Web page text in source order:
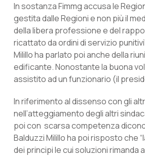
In sostanza Fimmg accusa le
gestita dalle Regioni e non più il
della libera professione e del
ricattato da ordini di servizio
Milillo ha parlato poi anche della
edificante. Nonostante la buona
assistito ad un funzionario (il
In riferimento al dissenso con gli
nell’atteggiamento degli altri
poi con scarsa competenza
Balduzzi Milillo ha poi risposto che
dei principi le cui soluzioni rimanda